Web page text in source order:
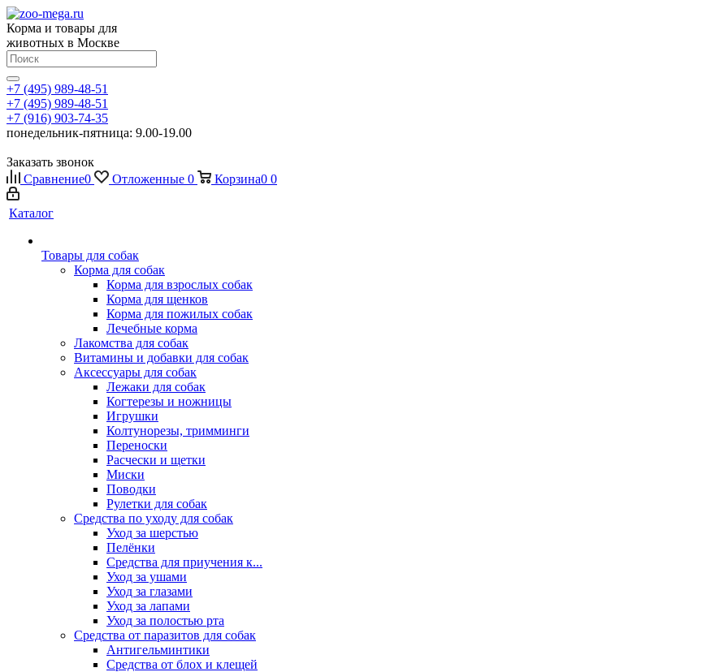
Корма и товары для
животных в Москве
+7 (495) 989-48-51
+7 (495) 989-48-51
+7 (916) 903-74-35
понедельник-пятница: 9.00-19.00
Заказать звонок
Сравнение0 Отложенные 0 Корзина0 0
Каталог
Товары для собак
Корма для собак
Корма для взрослых собак
Корма для щенков
Корма для пожилых собак
Лечебные корма
Лакомства для собак
Витамины и добавки для собак
Аксессуары для собак
Лежаки для собак
Когтерезы и ножницы
Игрушки
Колтунорезы, тримминги
Переноски
Расчески и щетки
Миски
Поводки
Рулетки для собак
Средства по уходу для собак
Уход за шерстью
Пелёнки
Средства для приучения к...
Уход за ушами
Уход за глазами
Уход за лапами
Уход за полостью рта
Средства от паразитов для собак
Антигельминтики
Средства от блох и клещей